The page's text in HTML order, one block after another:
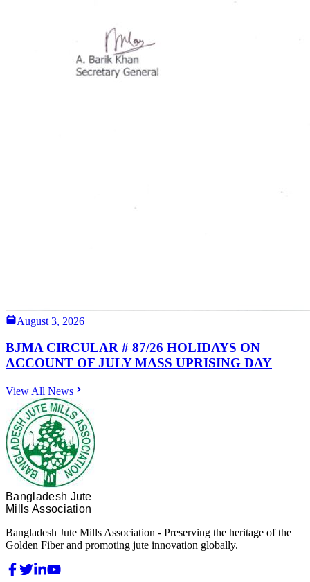
August 3, 2026
BJMA CIRCULAR # 87/26 HOLIDAYS ON
ACCOUNT OF JULY MASS UPRISING DAY
View All News
Bangladesh Jute
Mills Association
Bangladesh Jute Mills Association - Preserving the heritage of the
Golden Fiber and promoting jute innovation globally.